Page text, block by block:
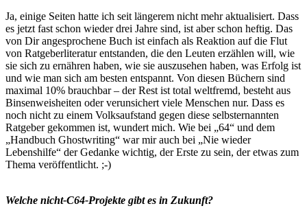
Ja, einige Seiten hatte ich seit längerem nicht mehr aktualisiert. Dass
es jetzt fast schon wieder drei Jahre sind, ist aber schon heftig. Das
von Dir angesprochene Buch ist einfach als Reaktion auf die Flut
von Ratgeberliteratur entstanden, die den Leuten erzählen will, wie
sie sich zu ernähren haben, wie sie auszusehen haben, was Erfolg ist
und wie man sich am besten entspannt. Von diesen Büchern sind
maximal 10% brauchbar – der Rest ist total weltfremd, besteht aus
Binsenweisheiten oder verunsichert viele Menschen nur. Dass es
noch nicht zu einem Volksaufstand gegen diese selbsternannten
Ratgeber gekommen ist, wundert mich. Wie bei „64“ und dem
„Handbuch Ghostwriting“ war mir auch bei „Nie wieder
Lebenshilfe“ der Gedanke wichtig, der Erste zu sein, der etwas zum
Thema veröffentlicht. ;-)
Welche nicht-C64-Projekte gibt es in Zukunft?